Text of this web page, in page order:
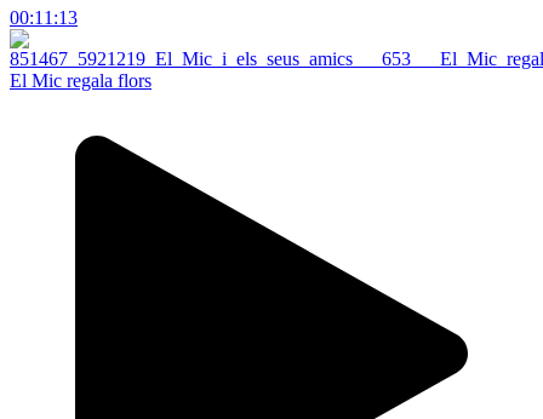
00:11:13
El Mic regala flors